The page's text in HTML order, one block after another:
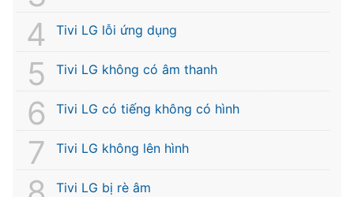
Tivi LG lỗi ứng dụng
Tivi LG không có âm thanh
Tivi LG có tiếng không có hình
Tivi LG không lên hình
Tivi LG bị rè âm